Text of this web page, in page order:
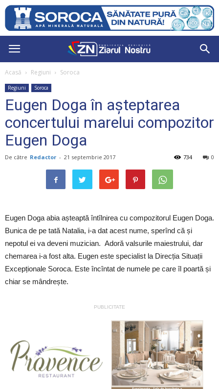
Acasă Regiuni Soroca
Regiuni Soroca
Eugen Doga în așteptarea
concertului marelui compozitor
Eugen Doga
De către Redactor - 21 septembrie 2017 0
734
Eugen Doga abia așteaptă întîlnirea cu compozitorul Eugen Doga.
Bunica de pe tată Natalia, i-a dat acest nume, sperînd că și
nepotul ei va deveni muzician. Adoră valsurile maiestrului, dar
chemarea i-a fost alta. Eugen este specialist la Direcția Situații
Excepționale Soroca. Este încîntat de numele pe care îl poartă și
chiar se mândrește.
PUBLICITATE